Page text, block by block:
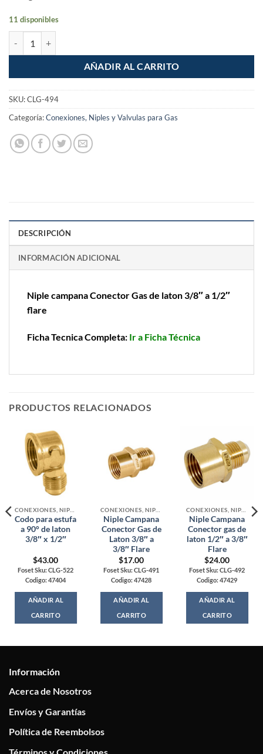
11 disponibles
AÑADIR AL CARRITO
SKU:CLG-494
Categoría:Conexiones, Niples y Valvulas para Gas
DESCRIPCIÓN
INFORMACIÓN ADICIONAL
Niple campana Conector Gas de laton 3/8″ a 1/2″
flare
Ficha Tecnica Completa: Ir a Ficha Técnica
PRODUCTOS RELACIONADOS
Codo para estufa
a 90° de laton
3/8″ x 1/2″
$43.00
Foset Sku: CLG-522
Codigo: 47404
AÑADIR AL
CARRITO
Niple Campana
Conector Gas de
Laton 3/8″ a
3/8″ Flare
$17.00
Foset Sku: CLG-491
Codigo: 47428
AÑADIR AL
CARRITO
Niple Campana
Conector gas de
laton 1/2″ a 3/8″
Flare
$24.00
Foset Sku: CLG-492
Codigo: 47429
AÑADIR AL
CARRITO
Información
Acerca de Nosotros
Envíos y Garantías
Política de Reembolsos